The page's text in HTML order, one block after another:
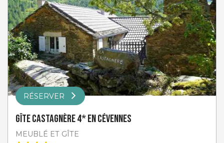
RÉSERVER
Gîte Castagnère 4* En Cévennes
MEUBLÉ ET GÎTE